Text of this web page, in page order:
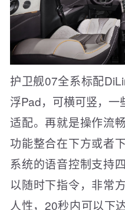
护卫舰07全系标配
浮Pad，可横可竖，
适配。再就是操作流
功能整合在下方或者
系统的语音控制支持
以随时下指令，非常
人性，20秒内可以下